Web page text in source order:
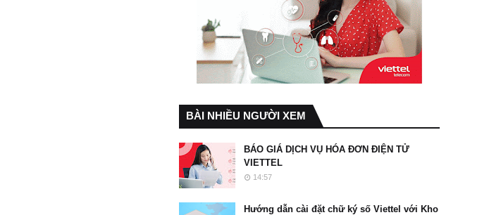
BÀI NHIỀU NGƯỜI XEM
BÁO GIÁ DỊCH VỤ HÓA ĐƠN ĐIỆN TỬ
VIETTEL
14:57
Hướng dẫn cài đặt chữ ký số Viettel với Kho